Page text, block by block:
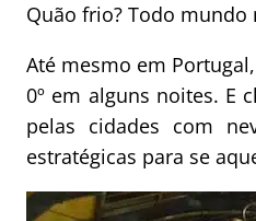
Quão frio? Todo mundo
Até mesmo em
0º em alguns noites. E
pelas cidades com
estratégicas para se